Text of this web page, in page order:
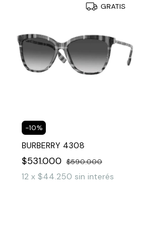
GRATIS
-10%
BURBERRY 4308
$531.000 $590.000
12 x $44.250 sin interés